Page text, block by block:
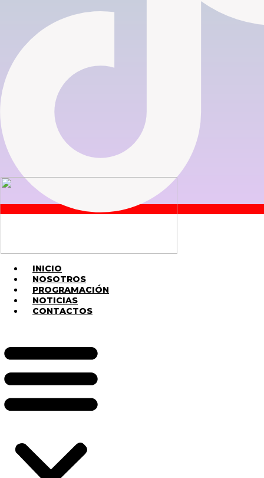
INICIO
NOSOTROS
PROGRAMACIÓN
NOTICIAS
CONTACTOS